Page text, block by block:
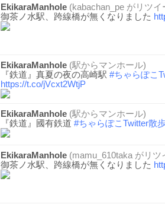
EkikaraManhole (kabachan_pe がリツイ
御茶ノ水駅、跨線橋が無くなりました
EkikaraManhole (駅からマンホール)
『鉄道』真夏の夜の高崎駅 #ちゃらぽこ
https://t.co/jVcxt2WtjP
EkikaraManhole (駅からマンホール)
『鉄道』國有鉄道 #ちゃらぽこTwitter散
EkikaraManhole (mamu_610taka がリツ
御茶ノ水駅、跨線橋が無くなりました